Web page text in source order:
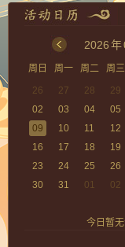
2026年
周日 周一 周二 周三
26
27 28 29
02
03 04 05
09
10 11 12
16
17 18 19
23
24 25 26
30
31 01 02
今日暂